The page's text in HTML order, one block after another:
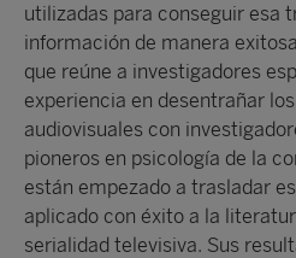
utilizadas para conseguir esa
información de manera
que reúne a investigadores
experiencia en desentrañar
audiovisuales con
pioneros en psicología de la
están empezado a trasladar
aplicado con éxito a la
serialidad televisiva. Sus